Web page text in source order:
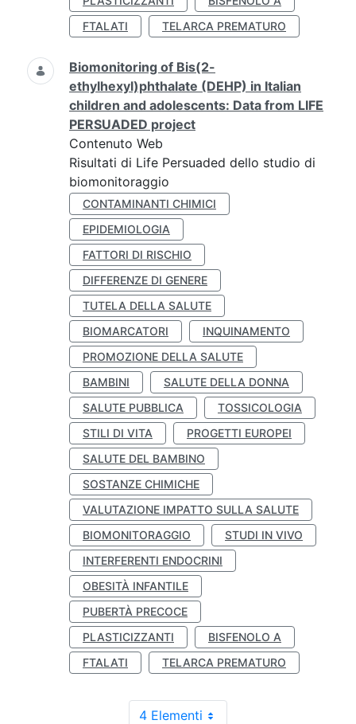
FTALATI
TELARCA PREMATURO
Biomonitoring of Bis(2-
ethylhexyl)phthalate (DEHP) in Italian
children and adolescents: Data from LIFE
PERSUADED project
Contenuto Web
Risultati di Life Persuaded dello studio di
biomonitoraggio
CONTAMINANTI CHIMICI
EPIDEMIOLOGIA
FATTORI DI RISCHIO
DIFFERENZE DI GENERE
TUTELA DELLA SALUTE
BIOMARCATORI
INQUINAMENTO
PROMOZIONE DELLA SALUTE
BAMBINI
SALUTE DELLA DONNA
SALUTE PUBBLICA
TOSSICOLOGIA
STILI DI VITA
PROGETTI EUROPEI
SALUTE DEL BAMBINO
SOSTANZE CHIMICHE
VALUTAZIONE IMPATTO SULLA SALUTE
BIOMONITORAGGIO
STUDI IN VIVO
INTERFERENTI ENDOCRINI
OBESITÀ INFANTILE
PUBERTÀ PRECOCE
PLASTICIZZANTI
BISFENOLO A
FTALATI
TELARCA PREMATURO
4 Elementi